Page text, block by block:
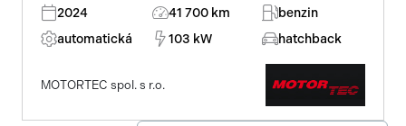
2024 41 700 km
benzin
automatická
103 kW hatchback
MOTORTEC spol. s r.o.